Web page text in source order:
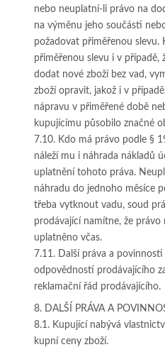
nebo neuplatní-li právo na
na výměnu jeho součásti
požadovat přiměřenou slevu.
přiměřenou slevu i v případě,
dodat nové zboží bez vad,
zboží opravit, jakož i v
nápravu v přiměřené době
kupujícímu působilo značné
7.10. Kdo má právo podle §
náleží mu i náhrada nákladů
uplatnění tohoto práva.
náhradu do jednoho měsíce
třeba vytknout vadu, soud
prodávající namítne, že právo
uplatněno včas.
7.11. Další práva a
odpovědností prodávajícího
reklamační řád prodávajícího.
8. DALŠÍ PRÁVA A
8.1. Kupující nabývá
kupní ceny zboží.